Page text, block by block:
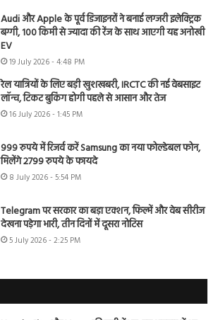
Audi और Apple के पूर्व डिजाइनरों ने बनाई लग्जरी इलेक्ट्रिक
बग्गी, 100 किमी से ज्यादा की रेंज के साथ आएगी यह अनोखी
EV
19 July 2026 - 4:48 PM
रेल यात्रियों के लिए बड़ी खुशखबरी, IRCTC की नई वेबसाइट
लॉन्च, टिकट बुकिंग होगी पहले से आसान और तेज
16 July 2026 - 1:45 PM
999 रुपये में रिजर्व करें Samsung का नया फोल्डेबल फोन,
मिलेंगे 2799 रुपये के फायदे
8 July 2026 - 5:54 PM
Telegram पर सरकार का बड़ा एक्शन, फिल्में और वेब सीरीज
देखना पड़ेगा भारी, तीन दिनों में दूसरा नोटिस
5 July 2026 - 2:25 PM